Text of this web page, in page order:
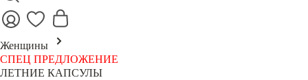
Женщины
СПЕЦ ПРЕДЛОЖЕНИЕ
ЛЕТНИЕ КАПСУЛЫ